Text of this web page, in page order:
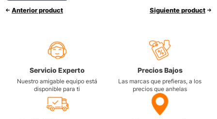
Anterior product Siguiente product
Servicio Experto
Nuestro amigable equipo está
disponible para ti
Precios Bajos
Las marcas que prefieras, a los
precios que anhelas